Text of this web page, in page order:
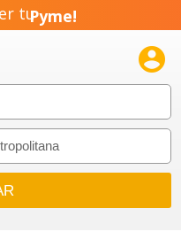
tuPyme!
Emprendimiento!
